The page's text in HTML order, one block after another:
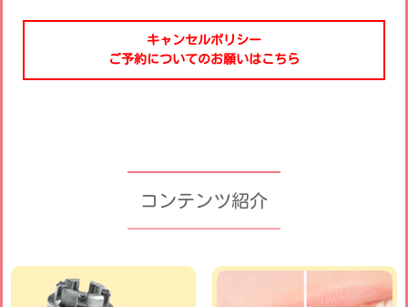
キャンセルポリシー
ご予約についてのお願いはこちら
コンテンツ紹介